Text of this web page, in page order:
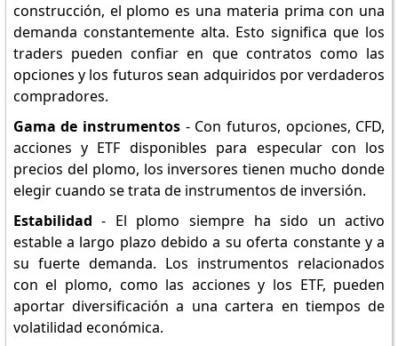
construcción, el plomo es una materia prima con una
demanda constantemente alta. Esto significa que los
traders pueden confiar en que contratos como las
opciones y los futuros sean adquiridos por verdaderos
compradores.
Gama de instrumentos - Con futuros, opciones, CFD,
acciones y ETF disponibles para especular con los
precios del plomo, los inversores tienen mucho donde
elegir cuando se trata de instrumentos de inversión.
Estabilidad - El plomo siempre ha sido un activo
estable a largo plazo debido a su oferta constante y a
su fuerte demanda. Los instrumentos relacionados
con el plomo, como las acciones y los ETF, pueden
aportar diversificación a una cartera en tiempos de
volatilidad económica.